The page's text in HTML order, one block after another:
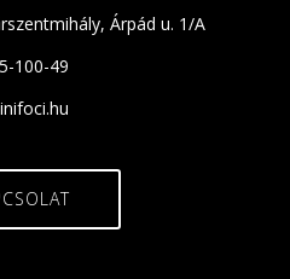
Árpád u. 1/A
100-49